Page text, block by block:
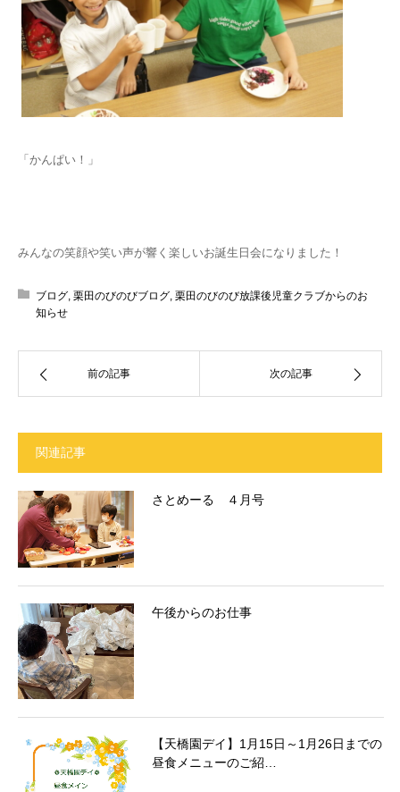
「かんぱい！」
みんなの笑顔や笑い声が響く楽しいお誕生日会になりました！
ブログ, 栗田のびのびブログ, 栗田のびのび放課後児童クラブからのお
知らせ
前の記事 次の記事
関連記事
さとめーる ４月号
午後からのお仕事
【天橋園デイ】1月15日～1月26日までの
昼食メニューのご紹…